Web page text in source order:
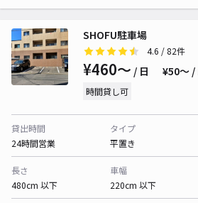
SHOFU駐車場
4.6 / 82件
¥460〜 / 日 ¥50〜 /
時間貸し可
貸出時間
24時間営業
タイプ
平置き
長さ
480cm 以下
車幅
220cm 以下